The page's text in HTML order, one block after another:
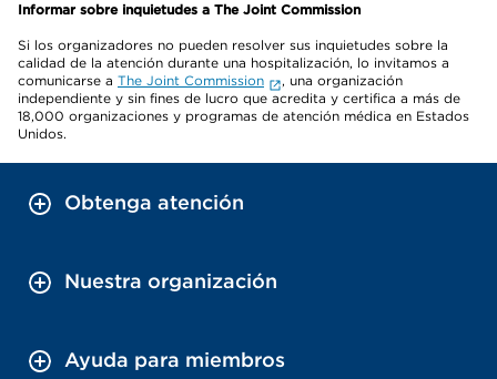
Informar sobre inquietudes a The Joint Commission
Si los organizadores no pueden resolver sus inquietudes sobre la
calidad de la atención durante una hospitalización, lo invitamos a
comunicarse a The Joint Commission
, una organización
independiente y sin fines de lucro que acredita y certifica a más de
18,000 organizaciones y programas de atención médica en Estados
Unidos.
Obtenga atención
Nuestra organización
Ayuda para miembros